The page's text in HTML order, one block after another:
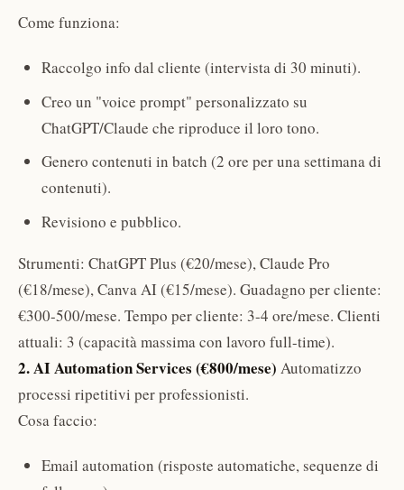
Come funziona:
Raccolgo info dal cliente (intervista di 30 minuti).
Creo un "voice prompt" personalizzato su
ChatGPT/Claude che riproduce il loro tono.
Genero contenuti in batch (2 ore per una settimana di
contenuti).
Revisiono e pubblico.
Strumenti: ChatGPT Plus (€20/mese), Claude Pro
(€18/mese), Canva AI (€15/mese). Guadagno per cliente:
€300-500/mese. Tempo per cliente: 3-4 ore/mese. Clienti
attuali: 3 (capacità massima con lavoro full-time).
2. AI Automation Services (€800/mese) Automatizzo
processi ripetitivi per professionisti.
Cosa faccio:
Email automation (risposte automatiche, sequenze di